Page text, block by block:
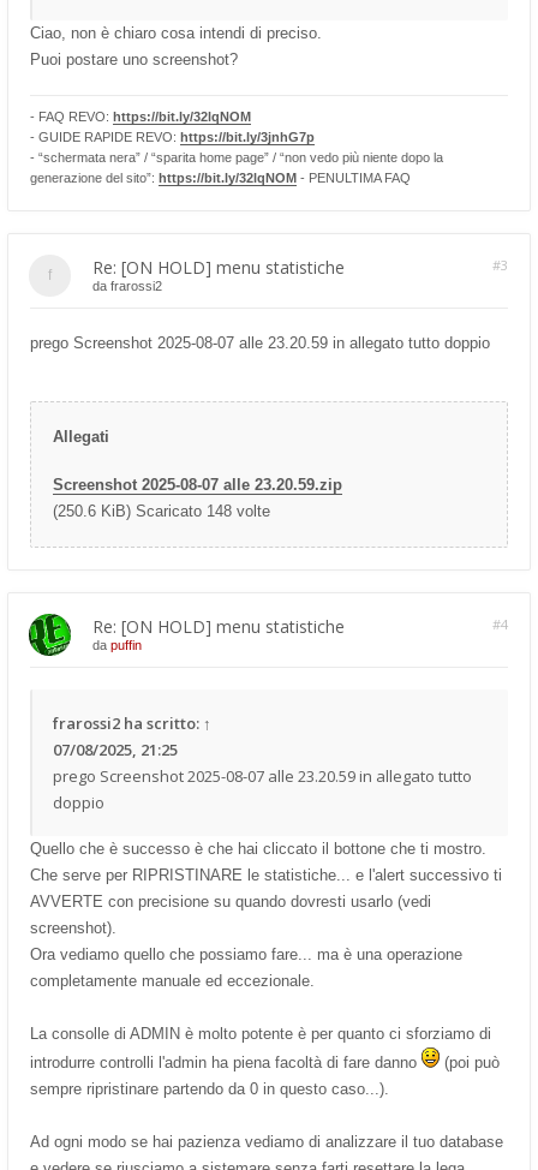
Ciao, non è chiaro cosa intendi di preciso.
Puoi postare uno screenshot?
- FAQ REVO: https://bit.ly/32lqNOM
- GUIDE RAPIDE REVO: https://bit.ly/3jnhG7p
- “schermata nera” / “sparita home page” / “non vedo più niente dopo la
generazione del sito”: https://bit.ly/32lqNOM - PENULTIMA FAQ
Re: [ON HOLD] menu statistiche #3
da frarossi2
prego Screenshot 2025-08-07 alle 23.20.59 in allegato tutto doppio
Allegati
Screenshot 2025-08-07 alle 23.20.59.zip
(250.6 KiB) Scaricato 148 volte
Re: [ON HOLD] menu statistiche #4
da puffin
frarossi2 ha scritto: ↑
07/08/2025, 21:25
prego Screenshot 2025-08-07 alle 23.20.59 in allegato tutto
doppio
Quello che è successo è che hai cliccato il bottone che ti mostro.
Che serve per RIPRISTINARE le statistiche... e l'alert successivo ti
AVVERTE con precisione su quando dovresti usarlo (vedi
screenshot).
Ora vediamo quello che possiamo fare... ma è una operazione
completamente manuale ed eccezionale.
La consolle di ADMIN è molto potente è per quanto ci sforziamo di
introdurre controlli l'admin ha piena facoltà di fare danno
(poi può
sempre ripristinare partendo da 0 in questo caso...).
Ad ogni modo se hai pazienza vediamo di analizzare il tuo database